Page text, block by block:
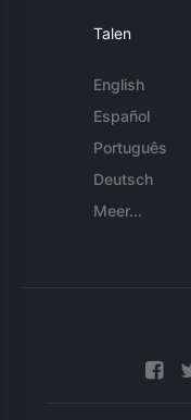
Talen
English
Español
Português
Deutsch
Meer...